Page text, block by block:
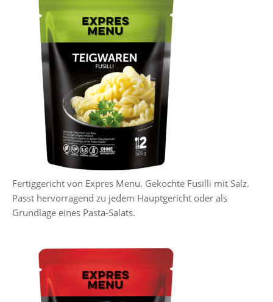
Fertiggericht von Expres Menu. Gekochte Fusilli mit Salz.
Passt hervorragend zu jedem Hauptgericht oder als
Grundlage eines Pasta-Salats.